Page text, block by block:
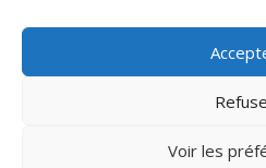
Voir les
net